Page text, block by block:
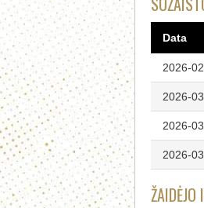
Data
2026-
2026-
2026-
2026-
ŽAIDĖJO